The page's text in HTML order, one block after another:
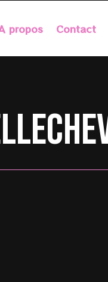
propos Contact